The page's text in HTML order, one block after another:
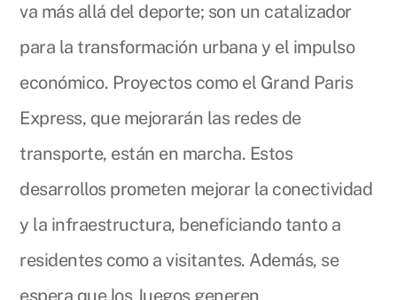
va más allá del deporte; son un catalizador
para la transformación urbana y el impulso
económico. Proyectos como el Grand Paris
Express, que mejorarán las redes de
transporte, están en marcha. Estos
desarrollos prometen mejorar la conectividad
y la infraestructura, beneficiando tanto a
residentes como a visitantes. Además, se